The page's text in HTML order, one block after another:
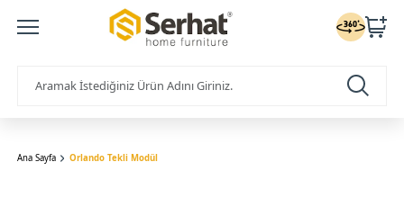
Ana Sayfa Orlando Tekli Modül